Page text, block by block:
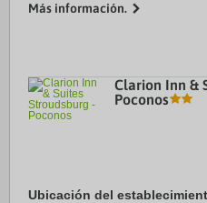
Más información.
Clarion Inn &
Poconos
Ubicación del